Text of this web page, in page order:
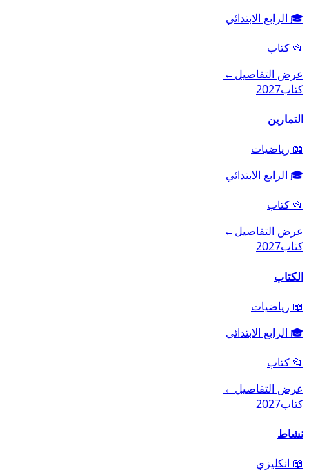
🎓 الرابع الابتدائي
📂 كتاب
عرض التفاصيل←
كتاب2027
التمارين
📖 رياضيات
🎓 الرابع الابتدائي
📂 كتاب
عرض التفاصيل←
كتاب2027
الكتاب
📖 رياضيات
🎓 الرابع الابتدائي
📂 كتاب
عرض التفاصيل←
كتاب2027
نشاط
📖 انكليزي